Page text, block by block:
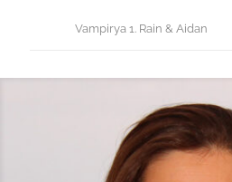
Vampirya 1. Rain & Aidan